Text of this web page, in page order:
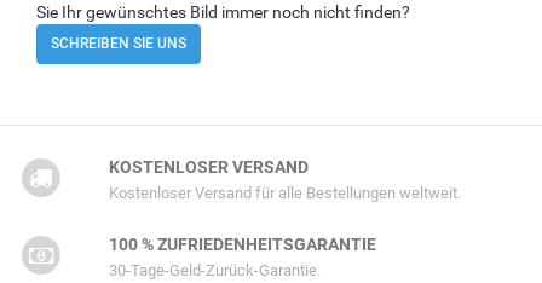
Sie Ihr gewünschtes Bild immer noch nicht finden?
SCHREIBEN SIE UNS
KOSTENLOSER VERSAND
Kostenloser Versand für alle Bestellungen weltweit.
100 % ZUFRIEDENHEITSGARANTIE
30-Tage-Geld-Zurück-Garantie.